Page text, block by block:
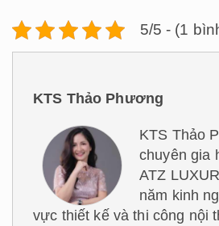
5/5 - (1
KTS Thảo Phương
KTS Thảo
chuyên gia
ATZ
năm kinh
vực thiết kế và thi công nội